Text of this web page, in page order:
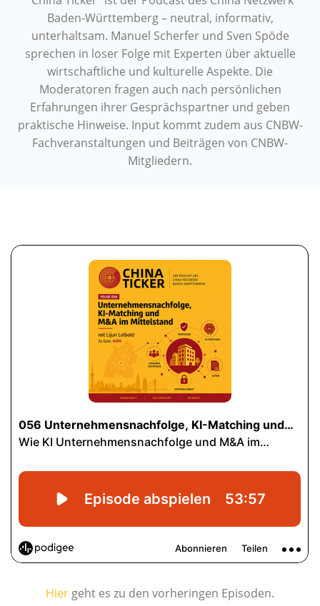
Baden-Württemberg – neutral, informativ,
unterhaltsam. Manuel Scherfer und Sven Spöde
sprechen in loser Folge mit Experten über aktuelle
wirtschaftliche und kulturelle Aspekte. Die
Moderatoren fragen auch nach persönlichen
Erfahrungen ihrer Gesprächspartner und geben
praktische Hinweise. Input kommt zudem aus CNBW-
Fachveranstaltungen und Beiträgen von CNBW-
Mitgliedern.
Hier geht es zu den vorheringen Episoden.